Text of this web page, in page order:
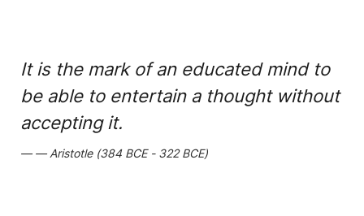
It is the mark of an educated mind to
be able to entertain a thought without
accepting it.
Aristotle (384 BCE - 322 BCE)